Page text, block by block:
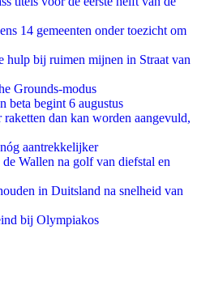
14 gemeenten onder toezicht om
hulp bij ruimen mijnen in Straat van
Grounds-modus
beta begint 6 augustus
dan kan worden aangevuld,
aantrekkelijker
Wallen na golf van diefstal en
in Duitsland na snelheid van
bij Olympiakos